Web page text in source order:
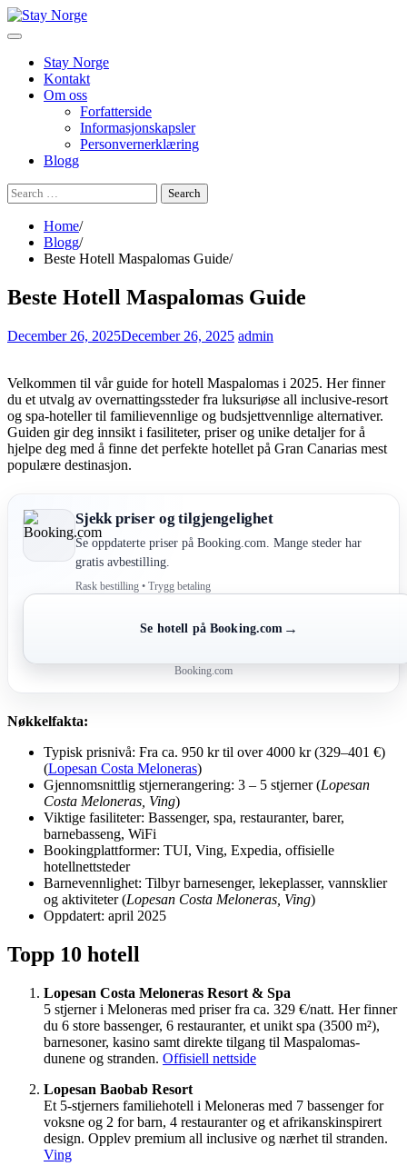
Skip
to
Stay Norge
Kontakt
Om oss
Forfatterside
Informasjonskapsler
Personvernerklæring
Blogg
Search
for:
Home
Blogg
Beste Hotell Maspalomas Guide
Beste Hotell Maspalomas Guide
December 26, 2025December 26, 2025 admin
Velkommen til vår guide for hotell Maspalomas i 2025. Her finner
du et utvalg av overnattingssteder fra luksuriøse all inclusive-resort
og spa-hoteller til familievennlige og budsjettvennlige alternativer.
Guiden gir deg innsikt i fasiliteter, priser og unike detaljer for å
hjelpe deg med å finne det perfekte hotellet på Gran Canarias mest
populære destinasjon.
Sjekk priser og tilgjengelighet
Se oppdaterte priser på Booking.com. Mange steder har
gratis avbestilling.
Rask bestilling • Trygg betaling
Se hotell på Booking.com →
Booking.com
Nøkkelfakta:
Typisk prisnivå: Fra ca. 950 kr til over 4000 kr (329–401 €)
(Lopesan Costa Meloneras)
Gjennomsnittlig stjernerangering: 3 – 5 stjerner (Lopesan
Costa Meloneras, Ving)
Viktige fasiliteter: Bassenger, spa, restauranter, barer,
barnebasseng, WiFi
Bookingplattformer: TUI, Ving, Expedia, offisielle
hotellnettsteder
Barnevennlighet: Tilbyr barnesenger, lekeplasser, vannsklier
og aktiviteter (Lopesan Costa Meloneras, Ving)
Oppdatert: april 2025
Topp 10 hotell
Lopesan Costa Meloneras Resort & Spa
5 stjerner i Meloneras med priser fra ca. 329 €/natt. Her finner
du 6 store bassenger, 6 restauranter, et unikt spa (3500 m²),
barnesoner, kasino samt direkte tilgang til Maspalomas-
dunene og stranden. Offisiell nettside
Lopesan Baobab Resort
Et 5-stjerners familiehotell i Meloneras med 7 bassenger for
voksne og 2 for barn, 4 restauranter og et afrikanskinspirert
design. Opplev premium all inclusive og nærhet til stranden.
Ving